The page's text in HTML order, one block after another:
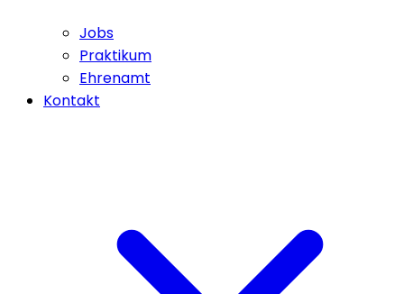
Jobs
Praktikum
Ehrenamt
Kontakt